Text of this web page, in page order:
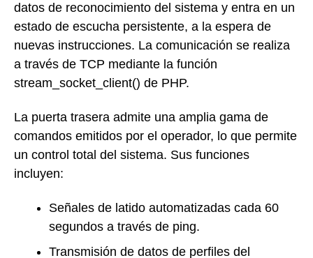
datos de reconocimiento del sistema y entra en un
estado de escucha persistente, a la espera de
nuevas instrucciones. La comunicación se realiza
a través de TCP mediante la función
stream_socket_client() de PHP.
La puerta trasera admite una amplia gama de
comandos emitidos por el operador, lo que permite
un control total del sistema. Sus funciones
incluyen:
Señales de latido automatizadas cada 60
segundos a través de ping.
Transmisión de datos de perfiles del